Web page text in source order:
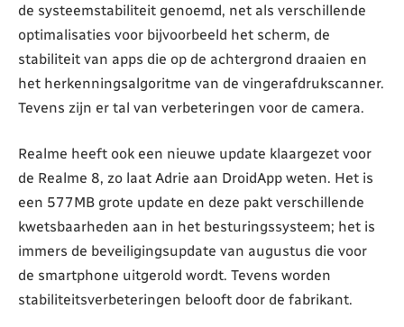
de systeemstabiliteit genoemd, net als verschillende
optimalisaties voor bijvoorbeeld het scherm, de
stabiliteit van apps die op de achtergrond draaien en
het herkenningsalgoritme van de vingerafdrukscanner.
Tevens zijn er tal van verbeteringen voor de camera.
Realme heeft ook een nieuwe update klaargezet voor
de Realme 8, zo laat Adrie aan DroidApp weten. Het is
een 577MB grote update en deze pakt verschillende
kwetsbaarheden aan in het besturingssysteem; het is
immers de beveiligingsupdate van augustus die voor
de smartphone uitgerold wordt. Tevens worden
stabiliteitsverbeteringen belooft door de fabrikant.